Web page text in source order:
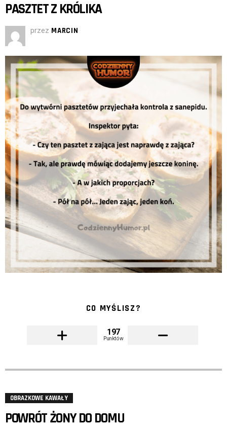
PASZTET Z KRÓLIKA
przez MARCIN
CO MYŚLISZ?
197
Punktów
OBRAZKOWE KAWAŁY
POWRÓT ŻONY DO DOMU